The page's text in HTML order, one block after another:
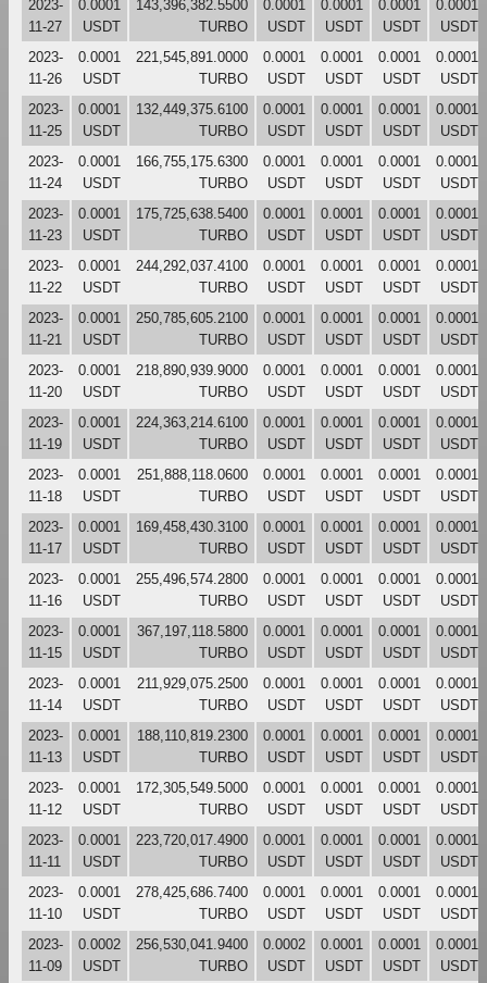
2023-
11-27
0.0001
USDT
143,396,382.5500
TURBO
0.0001
USDT
0.0001
USDT
0.0001
USDT
0.0001
USDT
2023-
11-26
0.0001
USDT
221,545,891.0000
TURBO
0.0001
USDT
0.0001
USDT
0.0001
USDT
0.0001
USDT
2023-
11-25
0.0001
USDT
132,449,375.6100
TURBO
0.0001
USDT
0.0001
USDT
0.0001
USDT
0.0001
USDT
2023-
11-24
0.0001
USDT
166,755,175.6300
TURBO
0.0001
USDT
0.0001
USDT
0.0001
USDT
0.0001
USDT
2023-
11-23
0.0001
USDT
175,725,638.5400
TURBO
0.0001
USDT
0.0001
USDT
0.0001
USDT
0.0001
USDT
2023-
11-22
0.0001
USDT
244,292,037.4100
TURBO
0.0001
USDT
0.0001
USDT
0.0001
USDT
0.0001
USDT
2023-
11-21
0.0001
USDT
250,785,605.2100
TURBO
0.0001
USDT
0.0001
USDT
0.0001
USDT
0.0001
USDT
2023-
11-20
0.0001
USDT
218,890,939.9000
TURBO
0.0001
USDT
0.0001
USDT
0.0001
USDT
0.0001
USDT
2023-
11-19
0.0001
USDT
224,363,214.6100
TURBO
0.0001
USDT
0.0001
USDT
0.0001
USDT
0.0001
USDT
2023-
11-18
0.0001
USDT
251,888,118.0600
TURBO
0.0001
USDT
0.0001
USDT
0.0001
USDT
0.0001
USDT
2023-
11-17
0.0001
USDT
169,458,430.3100
TURBO
0.0001
USDT
0.0001
USDT
0.0001
USDT
0.0001
USDT
2023-
11-16
0.0001
USDT
255,496,574.2800
TURBO
0.0001
USDT
0.0001
USDT
0.0001
USDT
0.0001
USDT
2023-
11-15
0.0001
USDT
367,197,118.5800
TURBO
0.0001
USDT
0.0001
USDT
0.0001
USDT
0.0001
USDT
2023-
11-14
0.0001
USDT
211,929,075.2500
TURBO
0.0001
USDT
0.0001
USDT
0.0001
USDT
0.0001
USDT
2023-
11-13
0.0001
USDT
188,110,819.2300
TURBO
0.0001
USDT
0.0001
USDT
0.0001
USDT
0.0001
USDT
2023-
11-12
0.0001
USDT
172,305,549.5000
TURBO
0.0001
USDT
0.0001
USDT
0.0001
USDT
0.0001
USDT
2023-
11-11
0.0001
USDT
223,720,017.4900
TURBO
0.0001
USDT
0.0001
USDT
0.0001
USDT
0.0001
USDT
2023-
11-10
0.0001
USDT
278,425,686.7400
TURBO
0.0001
USDT
0.0001
USDT
0.0001
USDT
0.0001
USDT
2023-
11-09
0.0002
USDT
256,530,041.9400
TURBO
0.0002
USDT
0.0001
USDT
0.0001
USDT
0.0001
USDT